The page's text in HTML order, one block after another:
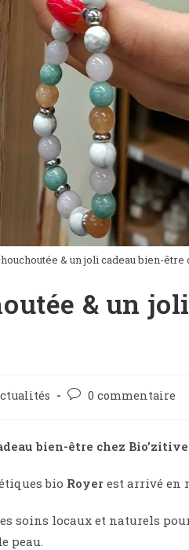
& un joli cadeau bien-être
& un
Post0 commentaire
bien-être chez Bio’zitive
bio Royer est arrivé en
soins locaux et naturels
peau.